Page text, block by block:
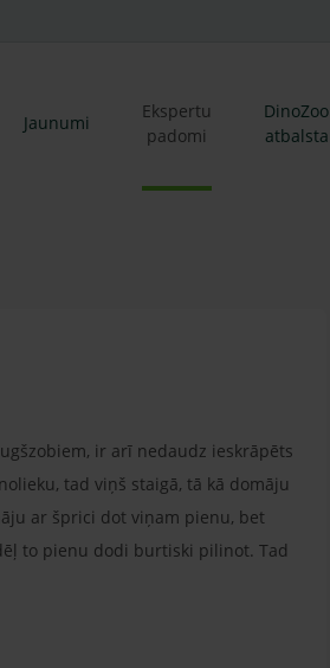
Jaunumi
Ekspertu
padomi
DinoZoo
atbalsta
ir arī nedaudz ieskrāpēts
tad viņš staigā, tā kā domāju
ar šprici dot viņam pienu, bet
to pienu dodi burtiski pilinot. Tad